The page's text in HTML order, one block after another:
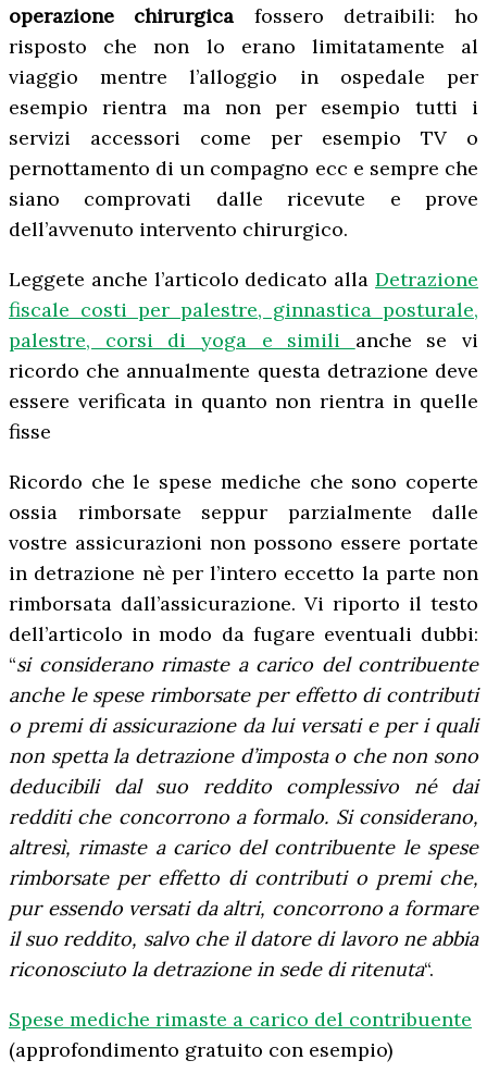
operazione chirurgica fossero detraibili: ho
risposto che non lo erano limitatamente al
viaggio mentre l’alloggio in ospedale per
esempio rientra ma non per esempio tutti i
servizi accessori come per esempio TV o
pernottamento di un compagno ecc e sempre che
siano comprovati dalle ricevute e prove
dell’avvenuto intervento chirurgico.
Leggete anche l’articolo dedicato alla Detrazione
fiscale costi per palestre, ginnastica posturale,
palestre, corsi di yoga e simili anche se vi
ricordo che annualmente questa detrazione deve
essere verificata in quanto non rientra in quelle
fisse
Ricordo che le spese mediche che sono coperte
ossia rimborsate seppur parzialmente dalle
vostre assicurazioni non possono essere portate
in detrazione nè per l’intero eccetto la parte non
rimborsata dall’assicurazione. Vi riporto il testo
dell’articolo in modo da fugare eventuali dubbi:
“si considerano rimaste a carico del contribuente
anche le spese rimborsate per effetto di contributi
o premi di assicurazione da lui versati e per i quali
non spetta la detrazione d’imposta o che non sono
deducibili dal suo reddito complessivo né dai
redditi che concorrono a formalo. Si considerano,
altresì, rimaste a carico del contribuente le spese
rimborsate per effetto di contributi o premi che,
pur essendo versati da altri, concorrono a formare
il suo reddito, salvo che il datore di lavoro ne abbia
riconosciuto la detrazione in sede di ritenuta“.
Spese mediche rimaste a carico del contribuente
(approfondimento gratuito con esempio)